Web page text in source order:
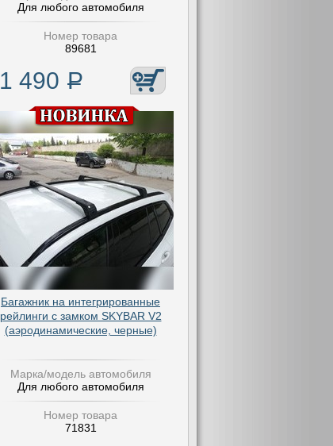
Для любого автомобиля
Номер товара
89681
1 490 Р
Багажник на интегрированные
рейлинги с замком SKYBAR V2
(аэродинамические, черные)
Марка/модель автомобиля
Для любого автомобиля
Номер товара
71831